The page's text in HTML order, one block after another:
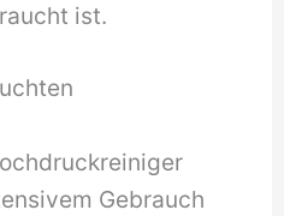
ist.
Gebrauch